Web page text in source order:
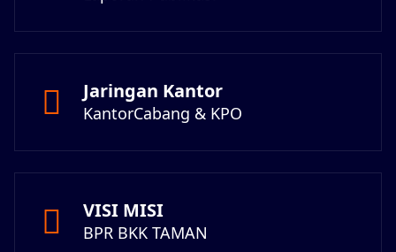
Jaringan Kantor
KantorCabang & KPO
VISI MISI
BPR BKK TAMAN